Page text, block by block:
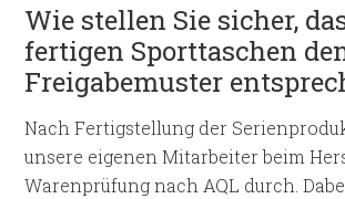
Wie stellen Sie sicher,
fertigen Sporttaschen
Freigabemuster
Nach Fertigstellung der
unsere eigenen Mitarbeiter beim
Warenprüfung nach AQL durch.